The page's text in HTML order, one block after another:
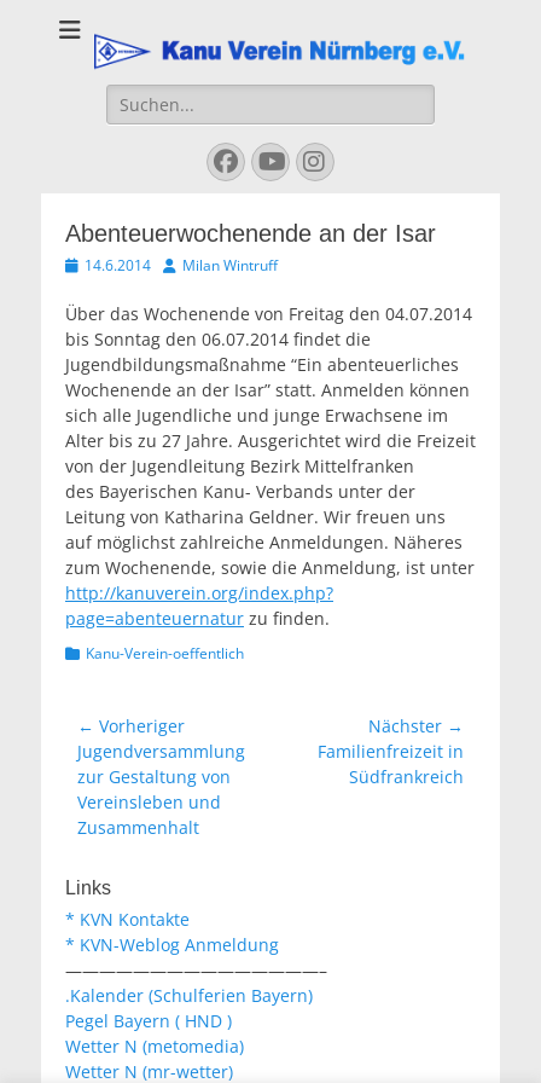
Kanu Verein
Nuernberg
Suchen
nach:
Facebook
YouTube
Instagram
Abenteuerwochenende an der Isar
Veröffentlicht
14.6.2014 AutorMilan Wintruff
Über das Wochenende von Freitag den 04.07.2014
bis Sonntag den 06.07.2014 findet die
Jugendbildungsmaßnahme “Ein abenteuerliches
Wochenende an der Isar” statt. Anmelden können
sich alle Jugendliche und junge Erwachsene im
Alter bis zu 27 Jahre. Ausgerichtet wird die Freizeit
von der Jugendleitung Bezirk Mittelfranken
des Bayerischen Kanu- Verbands unter der
Leitung von Katharina Geldner. Wir freuen uns
auf möglichst zahlreiche Anmeldungen. Näheres
zum Wochenende, sowie die Anmeldung, ist unter
http://kanuverein.org/index.php?
page=abenteuernatur zu finden.
Kategorien
Kanu-Verein-oeffentlich
Beitragsnavigation
← Vorheriger
Vorheriger
Beitrag:
Jugendversammlung
zur Gestaltung von
Vereinsleben und
Zusammenhalt
Nächster →
NächsterFamilienfreizeit in
Südfrankreich
Links
* KVN Kontakte
* KVN-Weblog Anmeldung
———————————————–
.Kalender (Schulferien Bayern)
Pegel Bayern ( HND )
Wetter N (metomedia)
Wetter N (mr-wetter)